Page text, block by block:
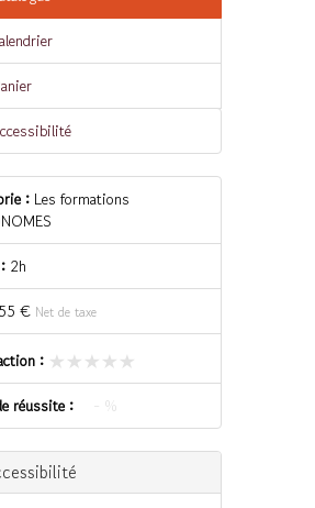
: Les formations
2h
55 € Net de taxe
: ★★★★★
★★★★★
réussite : - %